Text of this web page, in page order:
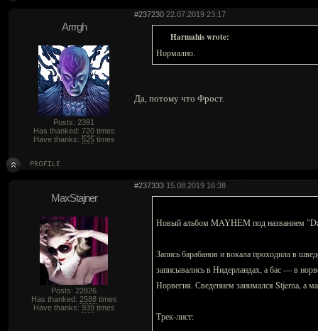
#237230 22.07.2019 23:17
Arrrgh
Posts: 2391
Has thanked: 720times
Have thanks: 525times
Harmahis wrote:
Нормално.
Да, потому что Фрост.
#237333 15.08.2019 16:38
MaxStajner
Posts: 22826
Has thanked: 2588times
Have thanks: 939times
Новый альбом MAYHEM под названием
Запись барабанов и вокала проходила в
записывались в Нидерландах, а бас — в
Норвегия. Сведением занимался Stjerna, а
Трек-лист: